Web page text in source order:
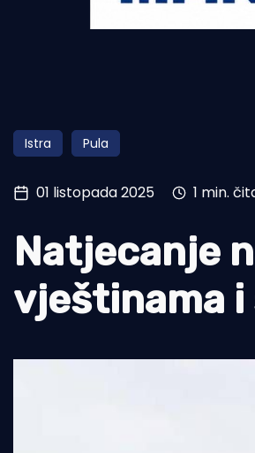
Pomorstvo
Ribolov
Tradicija i kultura
Istra Pula
01 listopada 2025 1 min.
Natjecanje
vještinama